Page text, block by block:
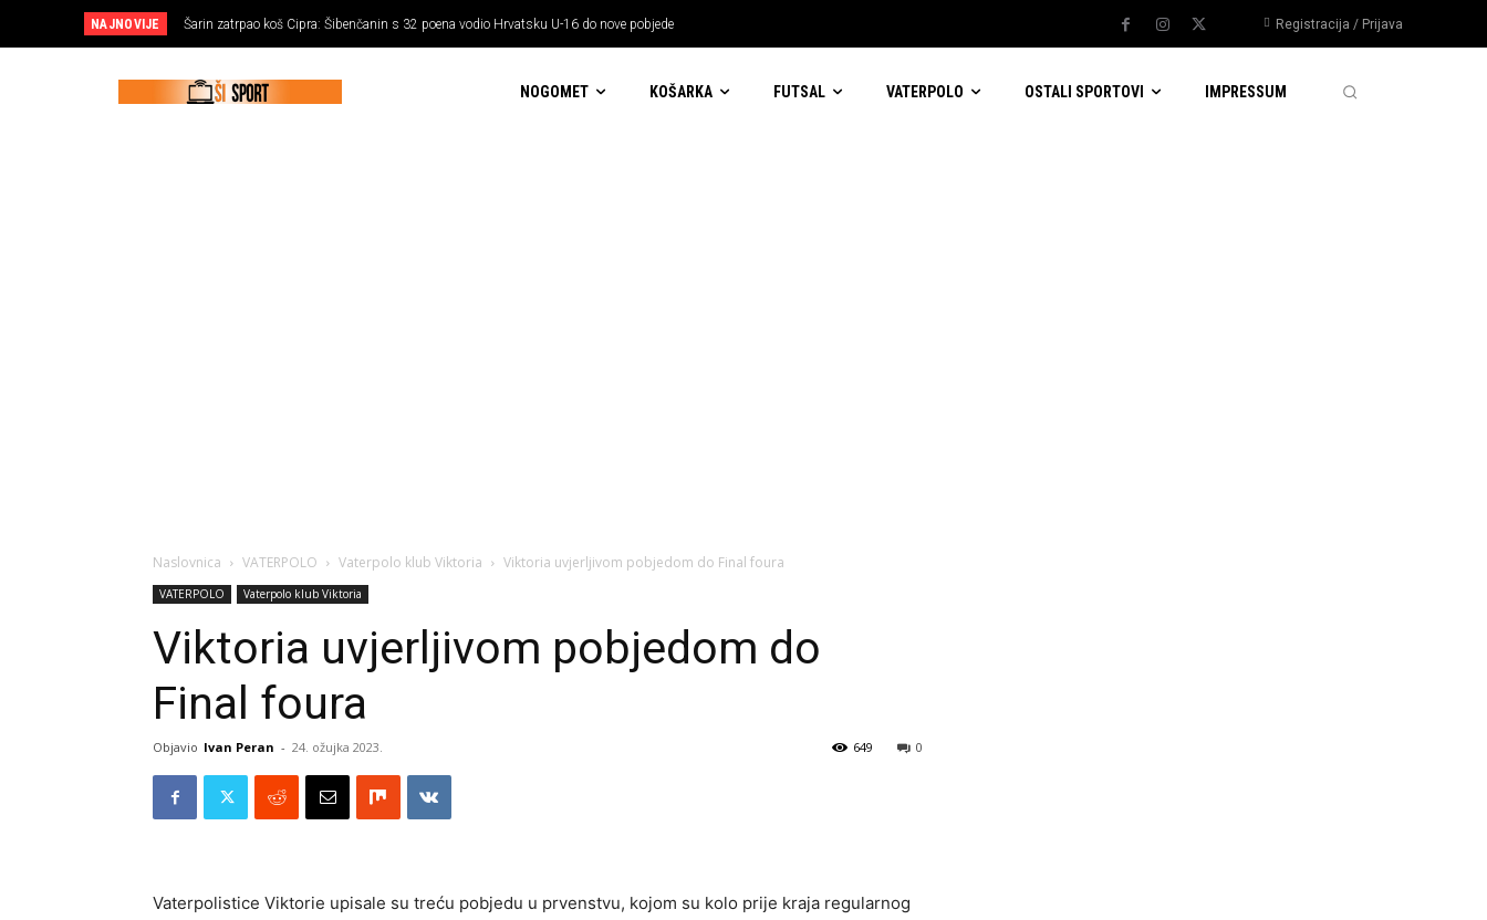
NAJNOVIJE Šarin zatrpao koš Cipra: Šibenčanin s 32 poena vodio Hrvatsku U-16 do nove pobjede Registracija / Prijava
NOGOMET KOŠARKA FUTSAL VATERPOLO OSTALI SPORTOVI IMPRESSUM
Naslovnica VATERPOLO Vaterpolo klub Viktoria Viktoria uvjerljivom pobjedom do Final foura
VATERPOLO Vaterpolo klub Viktoria
Viktoria uvjerljivom pobjedom do
Final foura
Objavio Ivan Peran - 24. ožujka 2023. 0
649
Vaterpolistice Viktorie upisale su treću pobjedu u prvenstvu, kojom su kolo prije kraja regularnog